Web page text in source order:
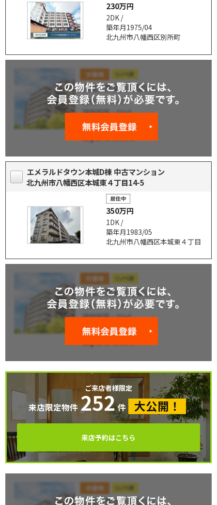
230万円
2DK /
築年月1975/04
北九州市八幡西区別所町
エメラルドタウン本城D棟 中古マンション
北九州市八幡西区本城東４丁目14-5
350万円
1DK /
築年月1983/05
北九州市八幡西区本城東４丁目
ご来店者様限定
来店限定物件 252 件 大公開！
来店予約はこちら